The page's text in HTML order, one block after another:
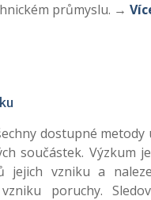
průmyslu. →
dostupné
součástek. Výzkum
jejich vzniku a
poruchy.